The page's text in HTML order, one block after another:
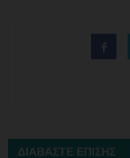
ΔΙΑΒΑΣΤΕ ΕΠΙΣΗΣ